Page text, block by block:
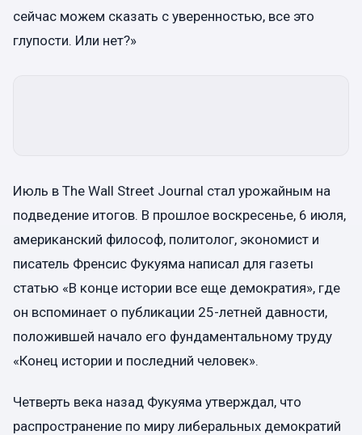
сейчас можем сказать с уверенностью, все это
глупости. Или нет?»
Июль в The Wall Street Journal стал урожайным на
подведение итогов. В прошлое воскресенье, 6 июля,
американский философ, политолог, экономист и
писатель Френсис Фукуяма написал для газеты
статью «В конце истории все еще демократия», где
он вспоминает о публикации 25-летней давности,
положившей начало его фундаментальному труду
«Конец истории и последний человек».
Четверть века назад Фукуяма утверждал, что
распространение по миру либеральных демократий